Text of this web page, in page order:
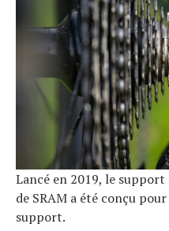
Lancé en 2019, le
de SRAM a été conçu
support.